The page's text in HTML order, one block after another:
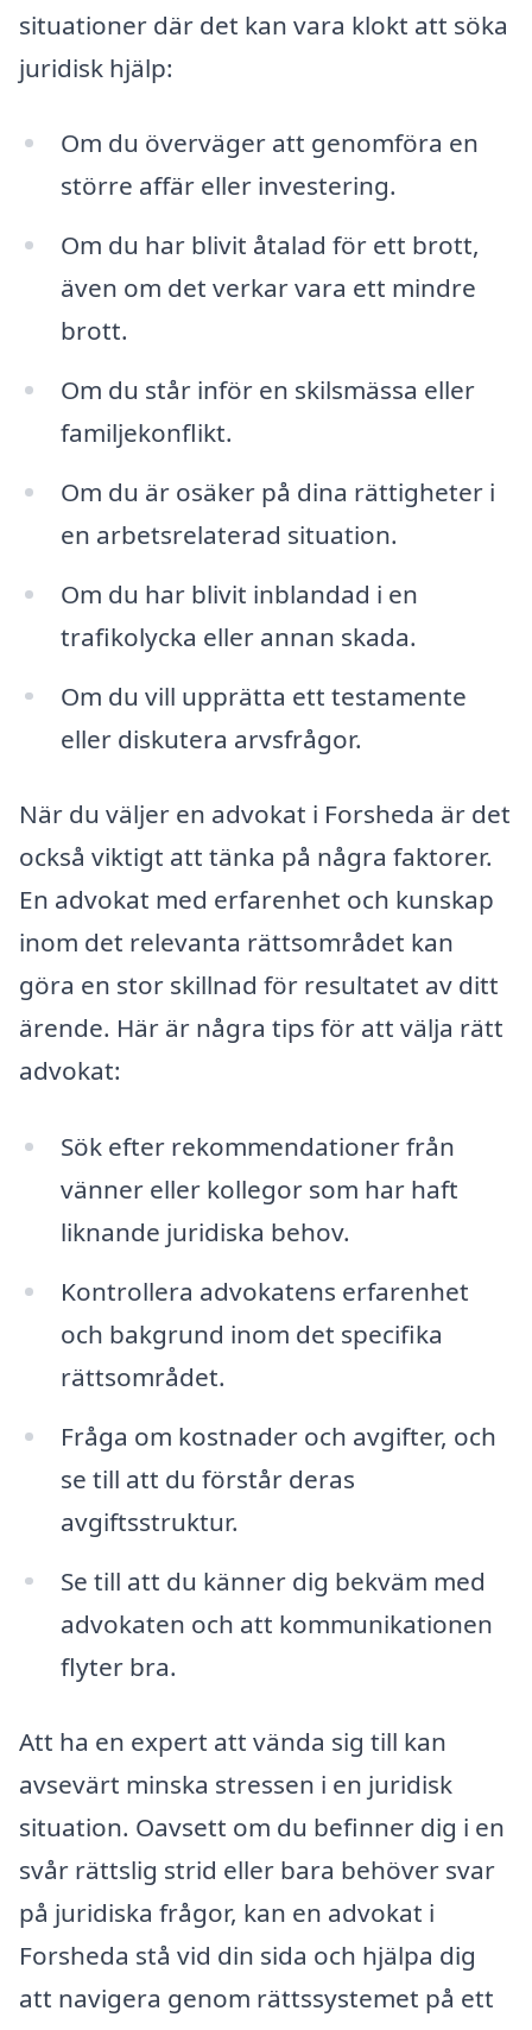
situationer där det kan vara klokt att söka
juridisk hjälp:
Om du överväger att genomföra en
större affär eller investering.
Om du har blivit åtalad för ett brott,
även om det verkar vara ett mindre
brott.
Om du står inför en skilsmässa eller
familjekonflikt.
Om du är osäker på dina rättigheter i
en arbetsrelaterad situation.
Om du har blivit inblandad i en
trafikolycka eller annan skada.
Om du vill upprätta ett testamente
eller diskutera arvsfrågor.
När du väljer en advokat i Forsheda är det
också viktigt att tänka på några faktorer.
En advokat med erfarenhet och kunskap
inom det relevanta rättsområdet kan
göra en stor skillnad för resultatet av ditt
ärende. Här är några tips för att välja rätt
advokat:
Sök efter rekommendationer från
vänner eller kollegor som har haft
liknande juridiska behov.
Kontrollera advokatens erfarenhet
och bakgrund inom det specifika
rättsområdet.
Fråga om kostnader och avgifter, och
se till att du förstår deras
avgiftsstruktur.
Se till att du känner dig bekväm med
advokaten och att kommunikationen
flyter bra.
Att ha en expert att vända sig till kan
avsevärt minska stressen i en juridisk
situation. Oavsett om du befinner dig i en
svår rättslig strid eller bara behöver svar
på juridiska frågor, kan en advokat i
Forsheda stå vid din sida och hjälpa dig
att navigera genom rättssystemet på ett